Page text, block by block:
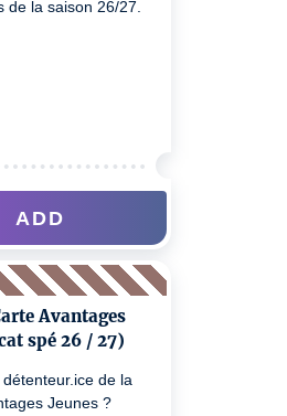
de la saison 26/27.
ADD
Avantages
spé 26 / 27)
de la
Jeunes ?